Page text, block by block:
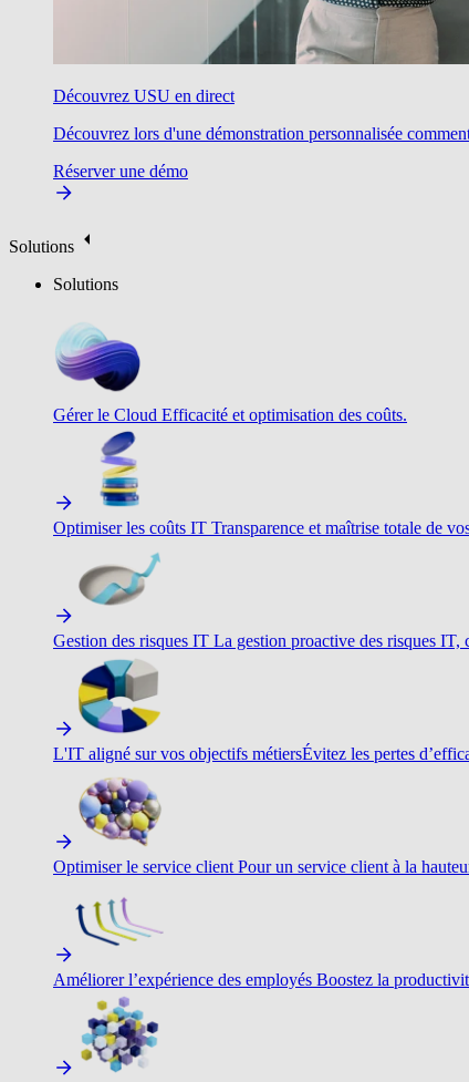
Découvrez USU en direct
Découvrez lors d'une démonstration personnalisée
Réserver une démo
Solutions
Solutions
Gérer le Cloud Efficacité et optimisation des coûts.
Optimiser les coûts IT Transparence et maîtrise totale de
Gestion des risques IT La gestion proactive des risques
L'IT aligné sur vos objectifs métiersÉvitez les pertes
Optimiser le service client Pour un service client à la
Améliorer l’expérience des employés Boostez la